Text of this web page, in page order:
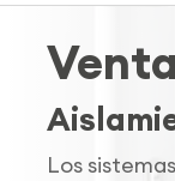
Los